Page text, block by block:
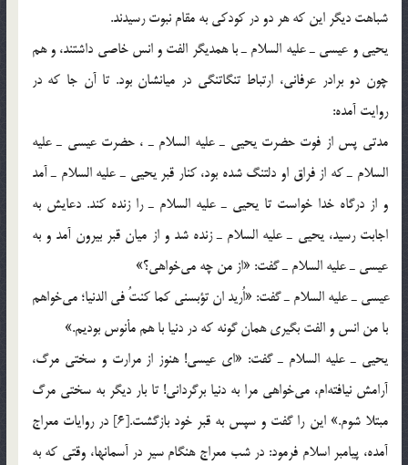
شباهت ديگر اين كه هر دو در كودكي به مقام نبوت رسيدند.
يحيي و عيسي ـ عليه السلام ـ با همديگر الفت و انس خاصي داشتند، و هم
چون دو برادر عرفاني، ارتباط تنگاتنگي در ميانشان بود. تا آن جا كه در
روايت آمده:
مدتي پس از فوت حضرت يحيي ـ عليه السلام ـ ، حضرت عيسي ـ عليه
السلام ـ كه از فراق او دلتنگ شده بود، كنار قبر يحيي ـ عليه السلام ـ آمد
و از درگاه خدا خواست تا يحيي ـ عليه السلام ـ را زنده كند. دعايش به
اجابت رسيد، يحيي ـ عليه السلام ـ زنده شد و از ميان قبر بيرون آمد و به
عيسي ـ عليه السلام ـ گفت: «از من چه مي‎خواهي؟»
عيسي ـ عليه السلام ـ گفت: «اُريد ان تؤبسني كما كنتُ في الدنيا؛ مي‎خواهم
با من انس و الفت بگيري همان گونه كه در دنيا با هم مأنوس بوديم.»
يحيي ـ عليه السلام ـ گفت: «اي عيسي! هنوز از مرارت و سختي مرگ،
آرامش نيافته‎ام، مي‎خواهي مرا به دنيا برگرداني! تا بار ديگر به سختي مرگ
مبتلا شوم.» اين را گفت و سپس به قبر خود بازگشت.[6] در روايات معراج
آمده، پيامبر اسلام فرمود: در شب معراج هنگام سير در آسمانها، وقتي كه به